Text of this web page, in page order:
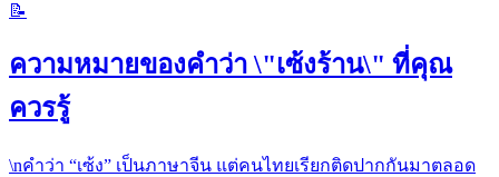
📝
ความหมายของคำว่า \"เซ้งร้าน\" ที่คุณ
ควรรู้
\nคำว่า “เซ้ง” เป็นภาษาจีน แต่คนไทยเรียกติดปากกันมาตลอด